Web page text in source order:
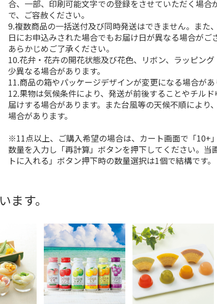
合、一部、印刷可能文字での登録をさせていただく場合
で、ご容赦ください。
9.複数商品の一括送付及び同時発送はできません。また
日にお申込みされた場合でもお届け日が異なる場合がご
あらかじめご了承ください。
10.花弁・花卉の開花状態及び花色、リボン、ラッピン
少異なる場合があります。
11.商品の箱やパッケージデザインが変更になる場合があ
12.果物は気候条件により、発送が前後することやチル
届けする場合があります。また台風等の天候不順により
場合があります。
※11点以上、ご購入希望の場合は、カート画面で「10+
数量を入力し「再計算」ボタンを押下してください。当
トに入れる」ボタン押下時の数量選択は1個で結構です。
す。